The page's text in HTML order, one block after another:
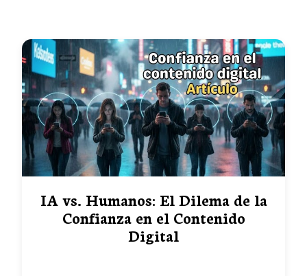
IA vs. Humanos: El Dilema de la
Confianza en el Contenido
Digital